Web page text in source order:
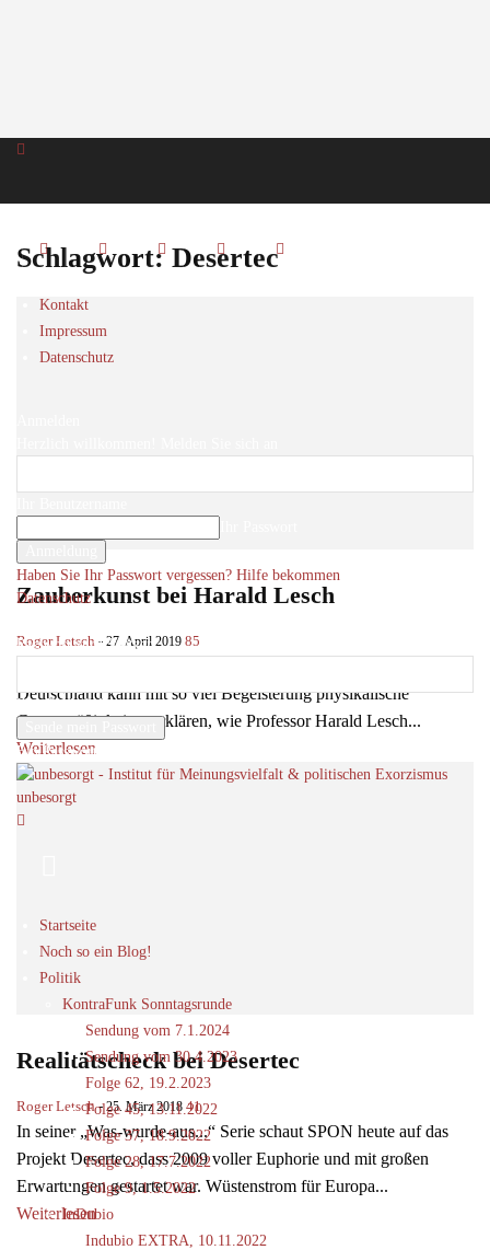
Kontakt
Impressum
Datenschutz
Haben Sie Ihr Passwort vergessen? Hilfe bekommen
Datenschutz
Passwort zurücksetzen
Ihre E-Mail-Adresse
Ein Passwort wird Ihnen per Email zugeschickt.
unbesorgt
Startseite
Noch so ein Blog!
Politik
KontraFunk Sonntagsrunde
Sendung vom 7.1.2024
Sendung vom 30.4.2023
Folge 62, 19.2.2023
Folge 45, 13.11.2022
Folge 37, 18.9.2022
Folge 28, 17.7.2022
Folge 9, 1.5.2022
InDubio
Indubio EXTRA, 10.11.2022
Schlagwort: Desertec
Zauberkunst bei Harald Lesch
Roger Letsch - 27. April 2019 85
Deutschland kann mit so viel Begeisterung physikalische
Gesetzmäßigkeiten erklären, wie Professor Harald Lesch...
Weiterlesen
Realitätscheck bei Desertec
Roger Letsch - 25. März 2018 41
In seiner „Was-wurde-aus...“ Serie schaut SPON heute auf das
Projekt Desertec, dass 2009 voller Euphorie und mit großen
Erwartungen gestartet war. Wüstenstrom für Europa...
Weiterlesen